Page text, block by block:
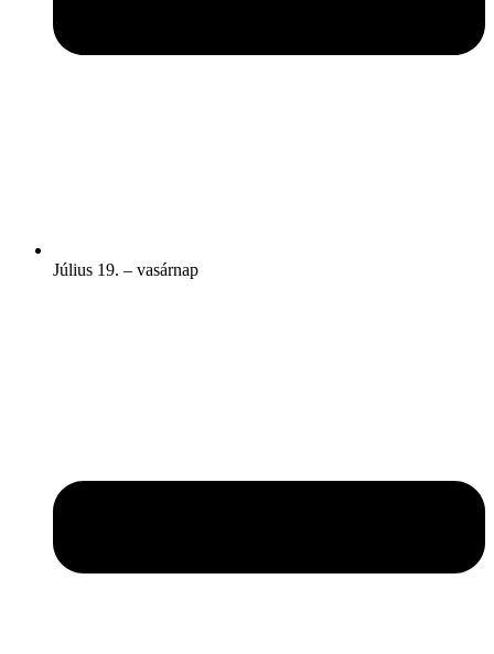
Július 19. – vasárnap